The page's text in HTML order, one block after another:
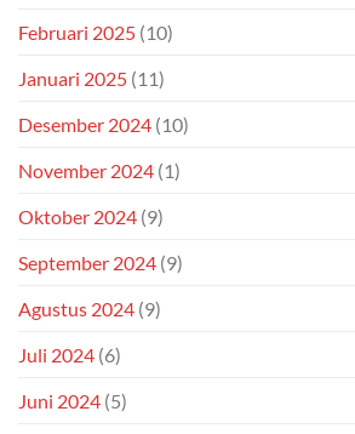
Februari 2025 (10)
Januari 2025 (11)
Desember 2024 (10)
November 2024 (1)
Oktober 2024 (9)
September 2024 (9)
Agustus 2024 (9)
Juli 2024 (6)
Juni 2024 (5)